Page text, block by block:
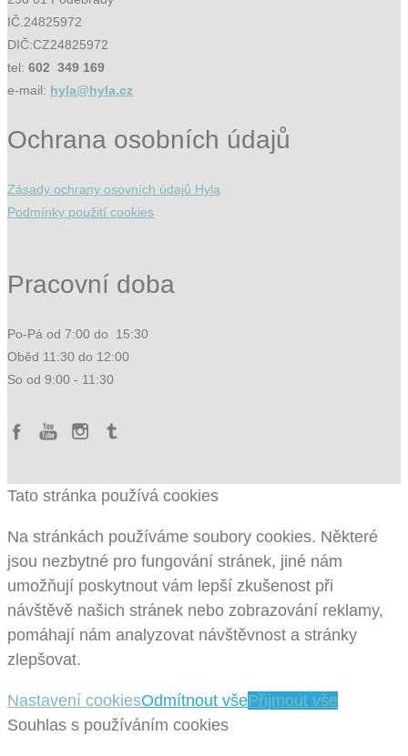
IČ.24825972
DIČ:CZ24825972
tel: 602 349 169
e-mail: hyla@hyla.cz
Ochrana osobních údajů
Zásady ochrany osovních údajů Hyla
Podmínky použití cookies
Pracovní doba
Po-Pá od 7:00 do 15:30
Oběd 11:30 do 12:00
So od 9:00 - 11:30
Tato stránka používá cookies
Na stránkách používáme soubory cookies. Některé
jsou nezbytné pro fungování stránek, jiné nám
umožňují poskytnout vám lepší zkušenost při
návštěvě našich stránek nebo zobrazování reklamy,
pomáhají nám analyzovat návštěvnost a stránky
zlepšovat.
Nastavení cookiesOdmítnout všePřijmout vše
Souhlas s používáním cookies